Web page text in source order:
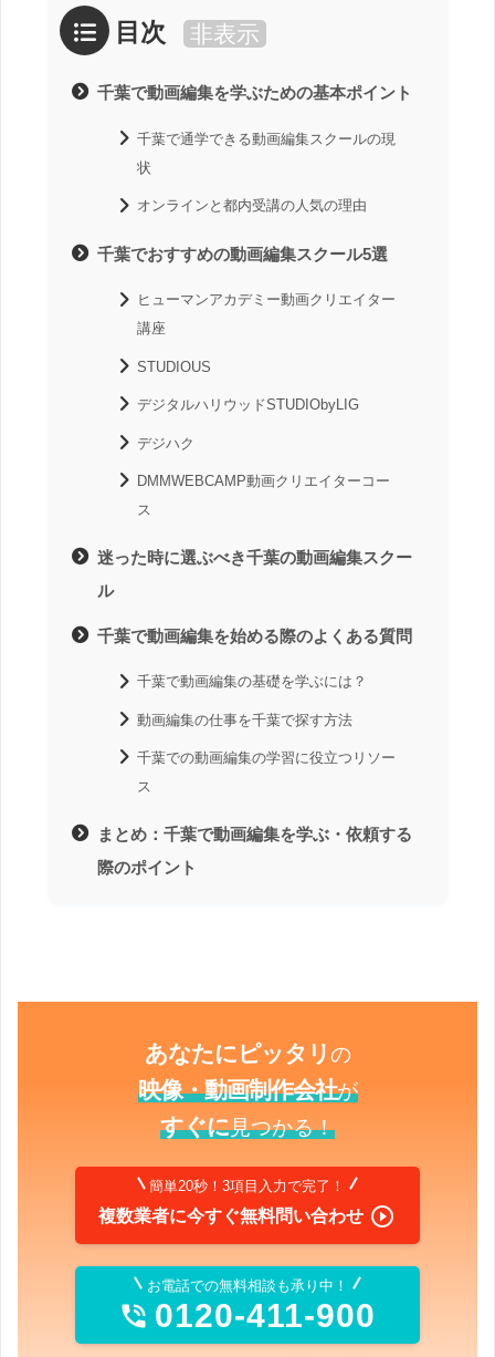
目次 非表示
千葉で動画編集を学ぶための基本ポイント
千葉で通学できる動画編集スクールの現
状
オンラインと都内受講の人気の理由
千葉でおすすめの動画編集スクール5選
ヒューマンアカデミー動画クリエイター
講座
STUDIOUS
デジタルハリウッドSTUDIObyLIG
デジハク
DMMWEBCAMP動画クリエイターコー
ス
迷った時に選ぶべき千葉の動画編集スクー
ル
千葉で動画編集を始める際のよくある質問
千葉で動画編集の基礎を学ぶには？
動画編集の仕事を千葉で探す方法
千葉での動画編集の学習に役立つリソー
ス
まとめ：千葉で動画編集を学ぶ・依頼する
際のポイント
あなたにピッタリの
映像・動画制作会社が
すぐに見つかる！
簡単20秒！3項目入力で完了！
複数業者に今すぐ無料問い合わせ 
お電話での無料相談も承り中！
 0120-411-900